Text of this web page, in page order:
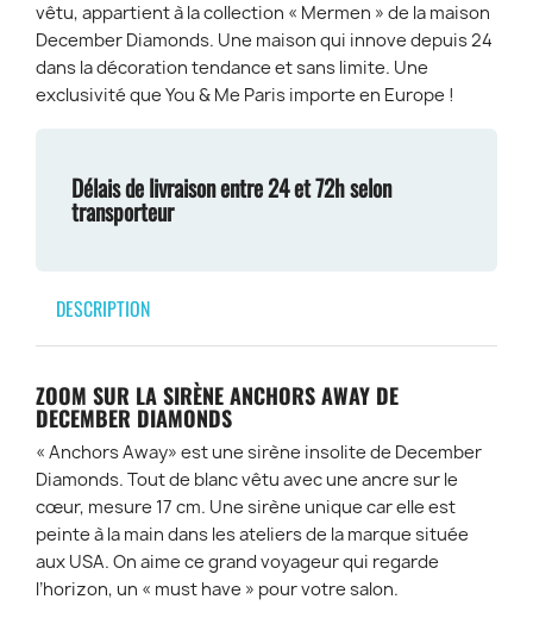
vêtu, appartient à la collection « Mermen » de la maison
December Diamonds. Une maison qui innove depuis 24
dans la décoration tendance et sans limite. Une
exclusivité que You & Me Paris importe en Europe !
Délais de livraison entre 24 et 72h selon
transporteur
DESCRIPTION
ZOOM SUR LA SIRÈNE ANCHORS AWAY DE
DECEMBER DIAMONDS
« Anchors Away» est une sirène insolite de December
Diamonds. Tout de blanc vêtu avec une ancre sur le
cœur, mesure 17 cm. Une sirène unique car elle est
peinte à la main dans les ateliers de la marque située
aux USA. On aime ce grand voyageur qui regarde
l’horizon, un « must have » pour votre salon.